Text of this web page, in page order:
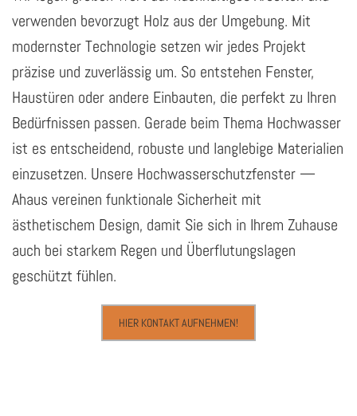
verwenden bevorzugt Holz aus der Umgebung. Mit
modernster Technologie setzen wir jedes Projekt
präzise und zuverlässig um. So entstehen Fenster,
Haustüren oder andere Einbauten, die perfekt zu Ihren
Bedürfnissen passen. Gerade beim Thema Hochwasser
ist es entscheidend, robuste und langlebige Materialien
einzusetzen. Unsere Hochwasserschutzfenster —
Ahaus vereinen funktionale Sicherheit mit
ästhetischem Design, damit Sie sich in Ihrem Zuhause
auch bei starkem Regen und Überflutungslagen
geschützt fühlen.
HIER KONTAKT AUFNEHMEN!